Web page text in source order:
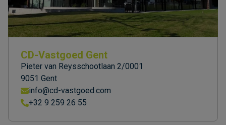
CD-Vastgoed Gent
Pieter van Reysschootlaan 2/0001
9051 Gent
info@cd-vastgoed.com
+32 9 259 26 55